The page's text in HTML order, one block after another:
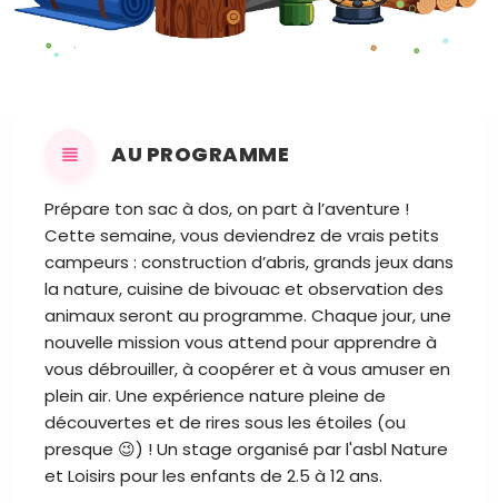
PARTAGER ITINÉRAIRE SAUVEGARDER
AU PROGRAMME
Prépare ton sac à dos, on part à l’aventure !
Cette semaine, vous deviendrez de vrais petits
campeurs : construction d’abris, grands jeux dans
la nature, cuisine de bivouac et observation des
animaux seront au programme. Chaque jour, une
nouvelle mission vous attend pour apprendre à
vous débrouiller, à coopérer et à vous amuser en
plein air. Une expérience nature pleine de
découvertes et de rires sous les étoiles (ou
presque 😉) ! Un stage organisé par l'asbl Nature
et Loisirs pour les enfants de 2.5 à 12 ans.